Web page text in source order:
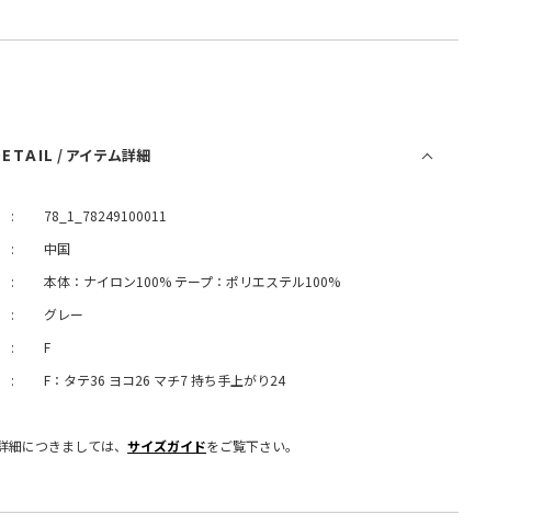
/ アイテム詳細
:
78_1_78249100011
:
中国
:
本体：ナイロン100% テープ：ポリエステル100%
:
グレー
:
F
: F：タテ36 ヨコ26 マチ7 持ち手上がり24
細につきましては、サイズガイドをご覧下さい。